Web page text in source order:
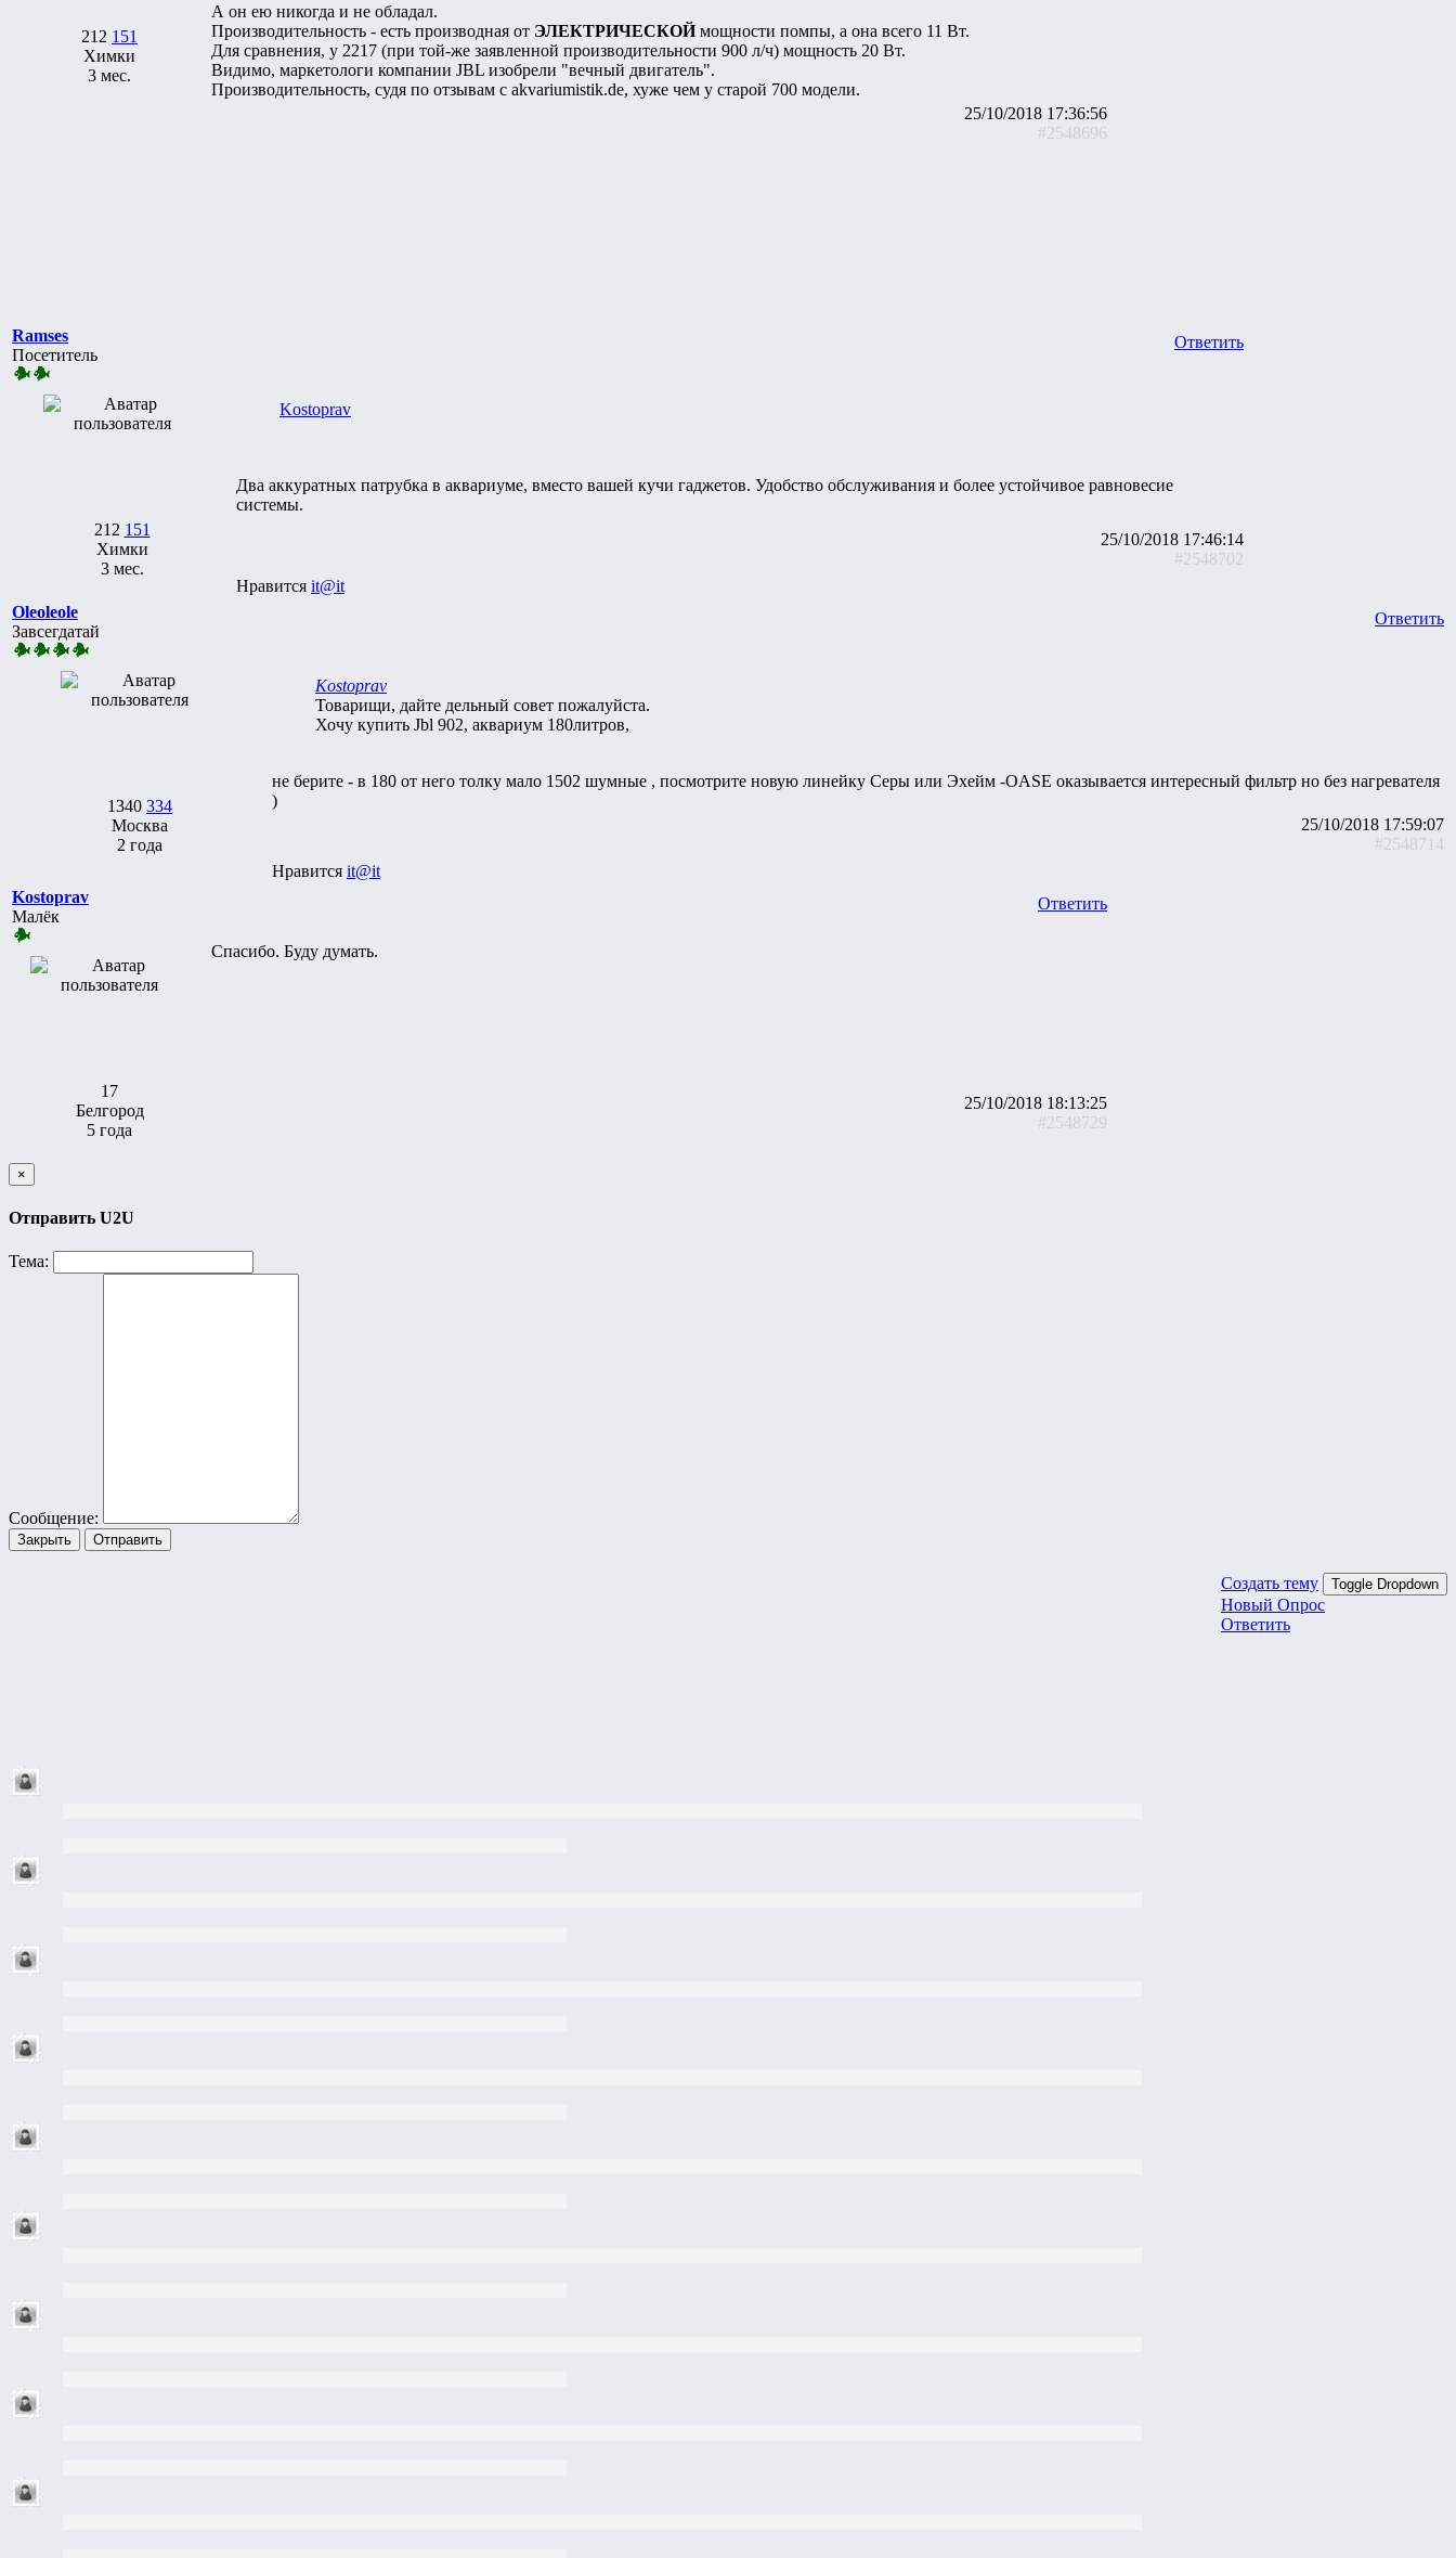
212 151
Химки
3 мес.
А он ею никогда и не обладал.
Производительность - есть производная от ЭЛЕКТРИЧЕСКОЙмощности помпы, а она всего 11 Вт.
Для сравнения, у 2217 (при той-же заявленной производительности 900 л/ч) мощность 20 Вт.
Видимо, маркетологи компании JBL изобрели "вечный двигатель".
Производительность, судя по отзывам с akvariumistik.de, хуже чем у старой 700 модели.
25/10/2018 17:36:56
#2548696
Ramses
Посетитель
212 151
Химки
3 мес.
Ответить
Kostoprav
Два аккуратных патрубка в аквариуме, вместо вашей кучи гаджетов. Удобство обслуживания и более устойчивое равновесие
системы.
25/10/2018 17:46:14
#2548702
Нравится it@it
Oleoleole
Завсегдатай
1340 334
Москва
2 года
Ответить
Kostoprav
Товарищи, дайте дельный совет пожалуйста.
Хочу купить Jbl 902, аквариум 180литров,
не берите - в 180 от него толку мало 1502 шумные , посмотрите новую линейку Серы или Эхейм -OASE оказывается интересный фильтр но без нагревателя
)
25/10/2018 17:59:07
#2548714
Нравится it@it
Kostoprav
Малёк
17
Белгород
5 года
Ответить
Спасибо. Буду думать.
25/10/2018 18:13:25
#2548729
×
Отправить U2U
Тема:
Сообщение:
Закрыть Отправить
Создать тему Toggle Dropdown
Новый Опрос
Ответить